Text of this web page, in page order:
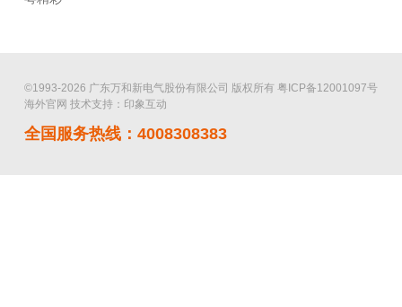
©1993-2026 广东万和新电气股份有限公司 版权所有 粤ICP备12001097号
海外官网 技术支持：印象互动
全国服务热线：4008308383